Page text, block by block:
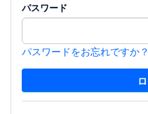
パスワード
パスワードをお忘れですか？